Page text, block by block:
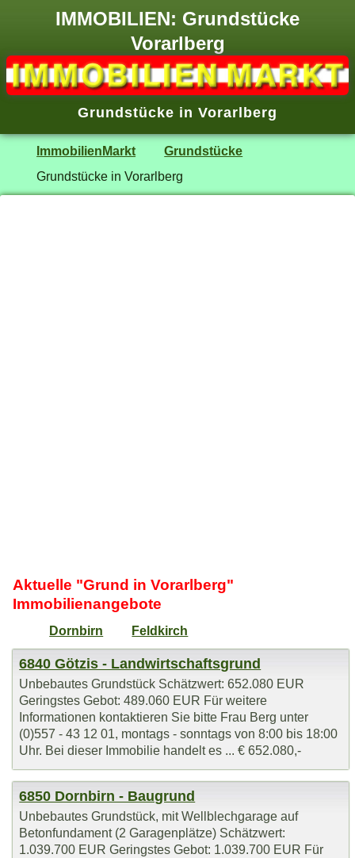
IMMOBILIEN: Grundstücke
Vorarlberg
Grundstücke in Vorarlberg
ImmobilienMarkt
Grundstücke
Grundstücke in Vorarlberg
Aktuelle "Grund in Vorarlberg"
Immobilienangebote
Dornbirn Feldkirch
6840 Götzis - Landwirtschaftsgrund
Unbebautes Grundstück Schätzwert: 652.080 EUR
Geringstes Gebot: 489.060 EUR Für weitere
Informationen kontaktieren Sie bitte Frau Berg unter
(0)557 - 43 12 01, montags - sonntags von 8:00 bis 18:00
Uhr. Bei dieser Immobilie handelt es ... € 652.080,-
6850 Dornbirn - Baugrund
Unbebautes Grundstück, mit Wellblechgarage auf
Betonfundament (2 Garagenplätze) Schätzwert:
1.039.700 EUR Geringstes Gebot: 1.039.700 EUR Für